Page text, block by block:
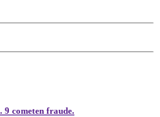
9 cometen fraude.